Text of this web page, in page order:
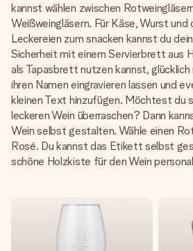
kannst wählen zwischen
Weißweingläsern. Für Käse, Wurst und
Leckereien zum snacken kannst du
Sicherheit mit einem Servierbrett aus
als Tapasbrett nutzen kannst, glücklich
ihren Namen eingravieren lassen und
kleinen Text hinzufügen. Möchtest du
leckeren Wein überraschen? Dann
Wein selbst gestalten. Wähle einen
Rosé. Du kannst das Etikett selbst
schöne Holzkiste für den Wein